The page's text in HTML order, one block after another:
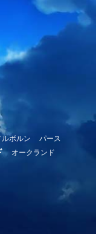
ルボルン
パース
オークランド